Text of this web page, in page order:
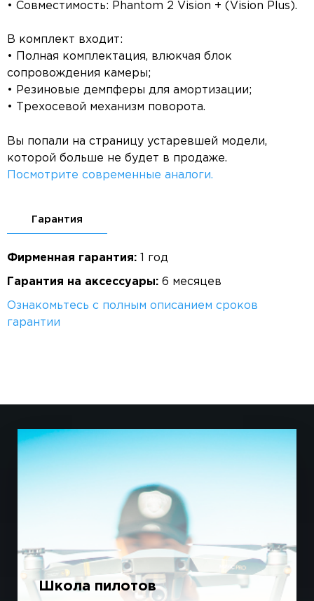
• Совместимость: Phantom 2 Vision + (Vision Plus).
В комплект входит:
• Полная комплектация, влюкчая блок
сопровождения камеры;
• Резиновые демпферы для амортизации;
• Трехосевой механизм поворота.
Вы попали на страницу устаревшей модели,
которой больше не будет в продаже.
Посмотрите современные аналоги.
Гарантия
Фирменная гарантия: 1 год
Гарантия на аксессуары: 6 месяцев
Ознакомьтесь с полным описанием сроков
гарантии
Школа пилотов